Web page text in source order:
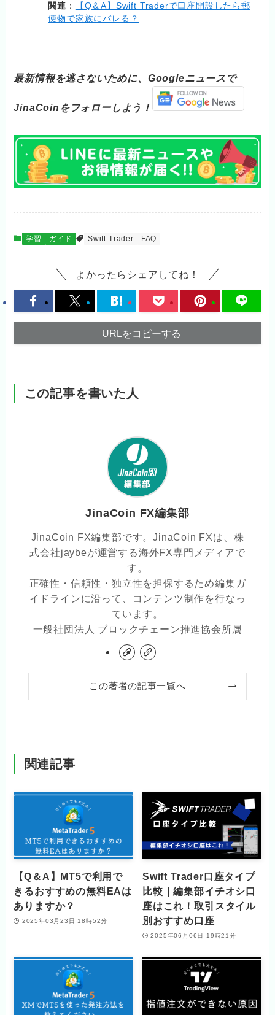
関連 ：
【Q＆A】Swift Traderで口座開設したら郵
便物で家族にバレる？
最新情報を逃さないために、Googleニュースで
JinaCoinをフォローしよう！
学習 ガイド Swift Trader FAQ
よかったらシェアしてね！
URLをコピーする
この記事を書いた人
JinaCoin FX編集部
JinaCoin FX編集部です。JinaCoin FXは、株
式会社jaybeが運営する海外FX専門メディアで
す。
正確性・信頼性・独立性を担保するため編集ガ
イドラインに沿って、コンテンツ制作を行なっ
ています。
一般社団法人 ブロックチェーン推進協会所属
この著者の記事一覧へ
関連記事
【Q＆A】MT5で利用で
きるおすすめの無料EAは
ありますか？
2025年03月23日 18時52分
Swift Trader口座タイプ
比較｜編集部イチオシ口
座はこれ！取引スタイル
別おすすめ口座
2025年06月06日 19時21分